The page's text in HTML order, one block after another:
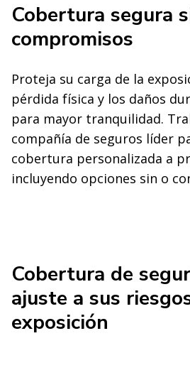
Cobertura segura
compromisos
Proteja su carga de la
pérdida física y los daños
para mayor tranquilidad.
compañía de seguros líder
cobertura personalizada a
incluyendo opciones sin o
Cobertura de
ajuste a sus
exposición